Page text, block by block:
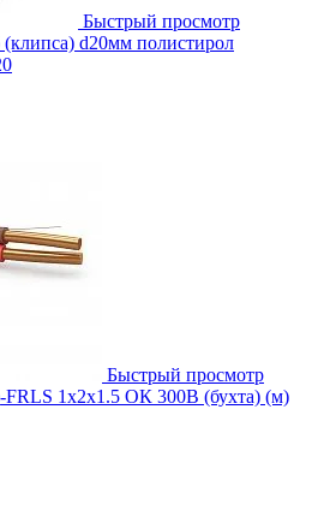
Быстрый просмотр
(клипса) d20мм полистирол
Быстрый просмотр
1х2х1.5 ОК 300В (бухта) (м)